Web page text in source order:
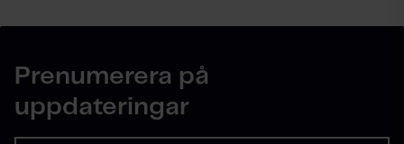
Prenumerera på
uppdateringar